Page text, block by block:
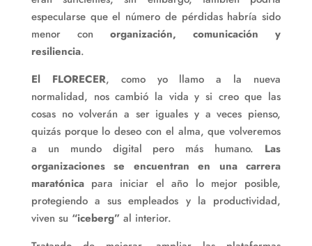
especularse que el número de pérdidas habría sido
menor con organización, comunicación y
resiliencia.
El FLORECER, como yo llamo a la nueva
normalidad, nos cambió la vida y si creo que las
cosas no volverán a ser iguales y a veces pienso,
quizás porque lo deseo con el alma, que volveremos
a un mundo digital pero más humano. Las
organizaciones se encuentran en una carrera
maratónicapara iniciar el año lo mejor posible,
protegiendo a sus empleados y la productividad,
viven su “iceberg” al interior.